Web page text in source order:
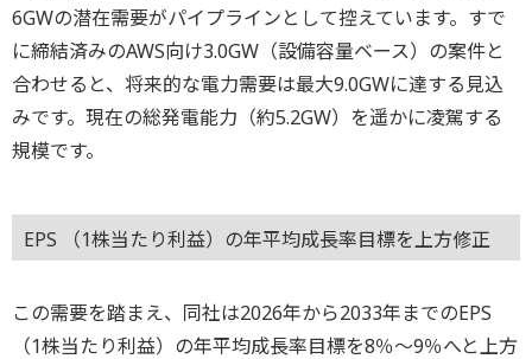
6GWの潜在需要がパイプラインとして控えています。すで
に締結済みのAWS向け3.0GW（設備容量ベース）の案件と
合わせると、将来的な電力需要は最大9.0GWに達する見込
みです。現在の総発電能力（約5.2GW）を遥かに凌駕する
規模です。
EPS （1株当たり利益）の年平均成長率目標を上方修正
この需要を踏まえ、同社は2026年から2033年までのEPS
（1株当たり利益）の年平均成長率目標を8％～9％へと上方